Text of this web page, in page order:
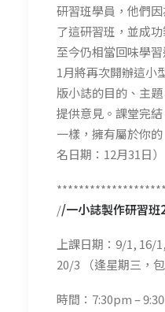
研習班學員，他們
了這研習班，並成
至今仍相當回味學
1月將再次開辦這小
版小誌的目的、主
提供意見。課堂完
一樣，擁有屬於你
名日期：12月31日）
//一小誌製作研習
上課日期：9/1, 16/
20/3 （逢星期三，
時間：7:30pm –